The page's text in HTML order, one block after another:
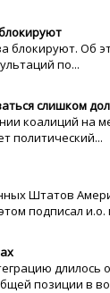
блокируют. Об
по...
слишком
коалиций на
политический...
Штатов
подписал и.о.
длилось
позиции в